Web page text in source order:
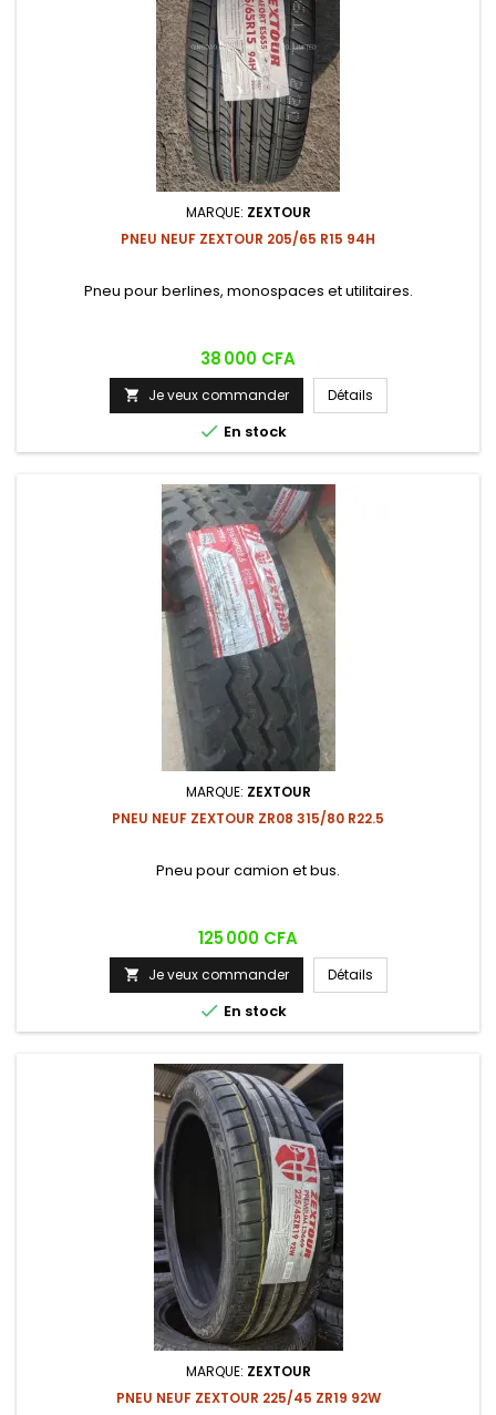
MARQUE: ZEXTOUR
PNEU NEUF ZEXTOUR 205/65 R15 94H
Pneu pour berlines, monospaces et utilitaires.
Prix
38 000 CFA
 Je veux commander Détails
 En stock
MARQUE: ZEXTOUR
PNEU NEUF ZEXTOUR ZR08 315/80 R22.5
Pneu pour camion et bus.
Prix
125 000 CFA
 Je veux commander Détails
 En stock
MARQUE: ZEXTOUR
PNEU NEUF ZEXTOUR 225/45 ZR19 92W